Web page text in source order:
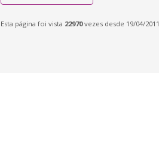
Esta página foi vista 22970vezes desde 19/04/2011